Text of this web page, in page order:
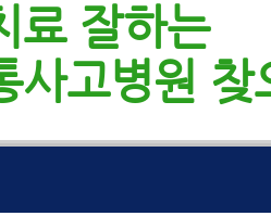
료 잘하는
사고병원 찾